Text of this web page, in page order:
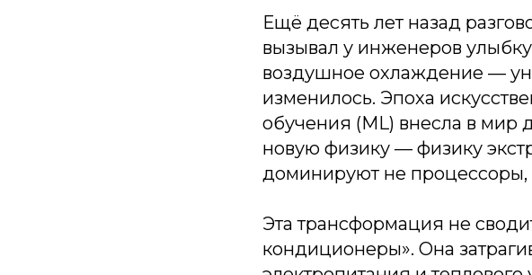
Ещё десять лет назад
вызывал у инженеров
воздушное охлаждение —
изменилось. Эпоха
обучения (ML) внесла в мир
новую физику — физику
доминируют не процессоры,
Эта трансформация не
кондиционеры». Она